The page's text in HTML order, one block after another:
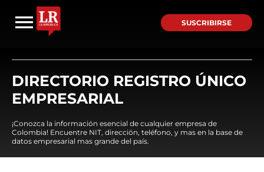
SUSCRIBIRSE
DIRECTORIO REGISTRO ÚNICO
EMPRESARIAL
¡Conozca la información esencial de cualquier empresa de
Colombia! Encuentre NIT, dirección, teléfono, y mas en la base de
datos empresarial mas grande del país.